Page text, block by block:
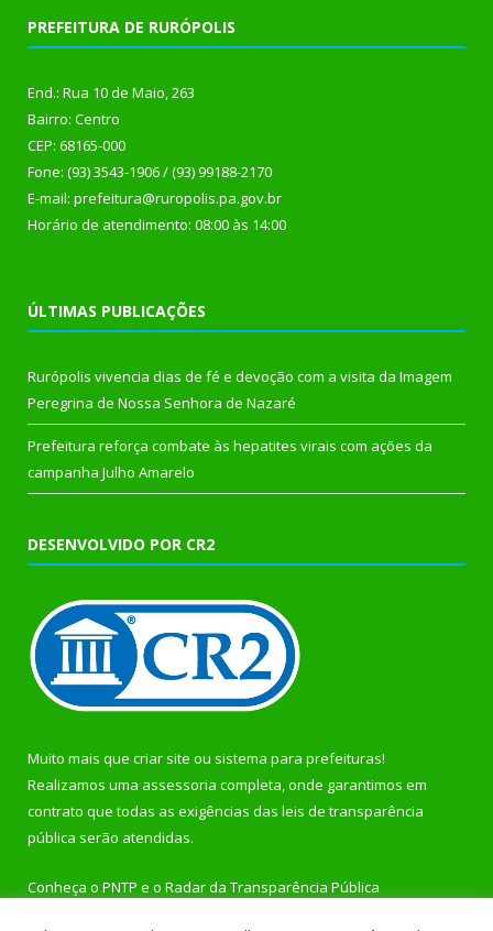
PREFEITURA DE RURÓPOLIS
End.: Rua 10 de Maio, 263
Bairro: Centro
CEP: 68165-000
Fone: (93) 3543-1906 / (93) 99188-2170
E-mail: prefeitura@ruropolis.pa.gov.br
Horário de atendimento: 08:00 às 14:00
ÚLTIMAS PUBLICAÇÕES
Rurópolis vivencia dias de fé e devoção com a visita da Imagem
Peregrina de Nossa Senhora de Nazaré
Prefeitura reforça combate às hepatites virais com ações da
campanha Julho Amarelo
DESENVOLVIDO POR CR2
Muito mais que criar site ou sistema para prefeituras!
Realizamos uma assessoria completa, onde garantimos em
contrato que todas as exigências das leis de transparência
pública serão atendidas.
Conheça o PNTP e o Radar da Transparência Pública